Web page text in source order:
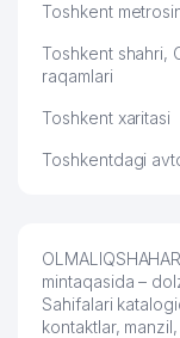
Toshkent
Toshkent shahri,
raqamlari
Toshkent xaritasi
Toshkentdagi
mintaqasida –
Sahifalari
kontaktlar,